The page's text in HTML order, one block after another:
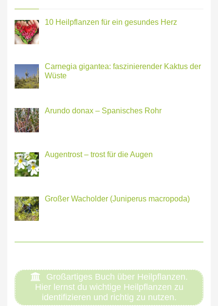
10 Heilpflanzen für ein gesundes Herz
Carnegia gigantea: faszinierender Kaktus der
Wüste
Arundo donax – Spanisches Rohr
Augentrost – trost für die Augen
Großer Wacholder (Juniperus macropoda)
Großartiges Buch über Heilpflanzen.
Hier lernst du wichtige Heilpflanzen zu
identifizieren und richtig zu nutzen.